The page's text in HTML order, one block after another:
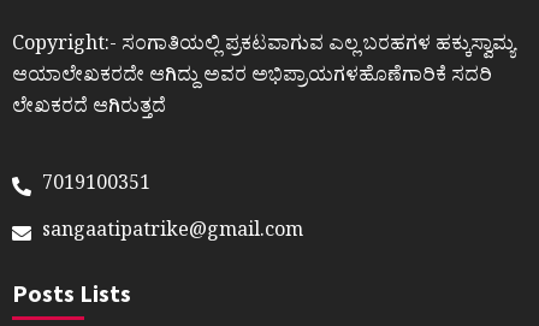
Copyright:- ಸಂಗಾತಿಯಲ್ಲಿ ಪ್ರಕಟವಾಗುವ ಎಲ್ಲ ಬರಹಗಳ ಹಕ್ಕುಸ್ವಾಮ್ಯ
ಆಯಾಲೇಖಕರದೇ ಆಗಿದ್ದು ಅವರ ಅಭಿಪ್ರಾಯಗಳಹೊಣೆಗಾರಿಕೆ ಸದರಿ
ಲೇಖಕರದೆ ಆಗಿರುತ್ತದೆ
7019100351
sangaatipatrike@gmail.com
Posts Lists